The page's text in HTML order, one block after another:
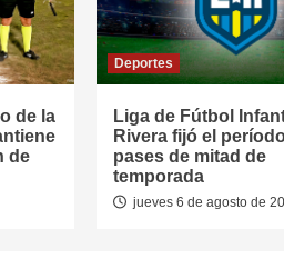
de la
de
Deportes
Liga de Fútbol
Rivera fijó el
pases de mitad de
temporada
jueves 6 de agosto de